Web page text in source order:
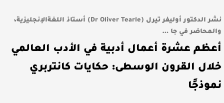
نشر الدكتور أوليفر تيرل (Dr Oliver Tearle) أستاذ اللغةالإنجليزية،
والمحاضر في جا …
أعظم عشرة أعمال أدبية في الأدب العالمي
خلال القرون الوسطى: حكايات كانتربري
نموذجًا